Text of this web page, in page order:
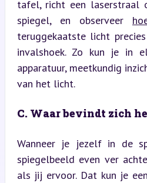
tafel, richt een laserstraal
spiegel, en observeer
teruggekaatste licht
invalshoek. Zo kun je in
apparatuur, meetkundig
van het licht.
C. Waar bevindt zich
Wanneer je jezelf in de
spiegelbeeld even ver
als jij ervoor. Dat kun je